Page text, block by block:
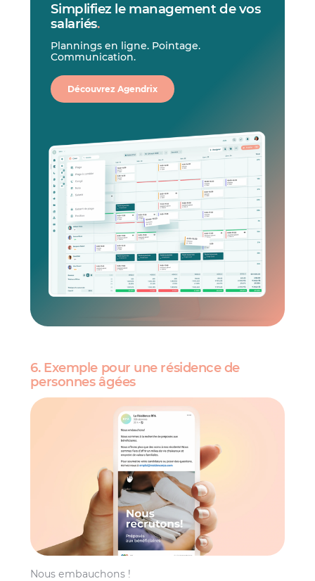
Simplifiez le management de vos
salariés.
Plannings en ligne. Pointage.
Communication.
Découvrez Agendrix
6. Exemple pour une résidence de
personnes âgées
Nous embauchons !